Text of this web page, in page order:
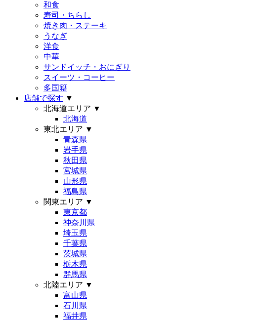
和食
寿司・ちらし
焼き肉・ステーキ
うなぎ
洋食
中華
サンドイッチ・おにぎり
スイーツ・コーヒー
多国籍
店舗で探す ▼
北海道エリア ▼
北海道
東北エリア ▼
青森県
岩手県
秋田県
宮城県
山形県
福島県
関東エリア ▼
東京都
神奈川県
埼玉県
千葉県
茨城県
栃木県
群馬県
北陸エリア ▼
富山県
石川県
福井県